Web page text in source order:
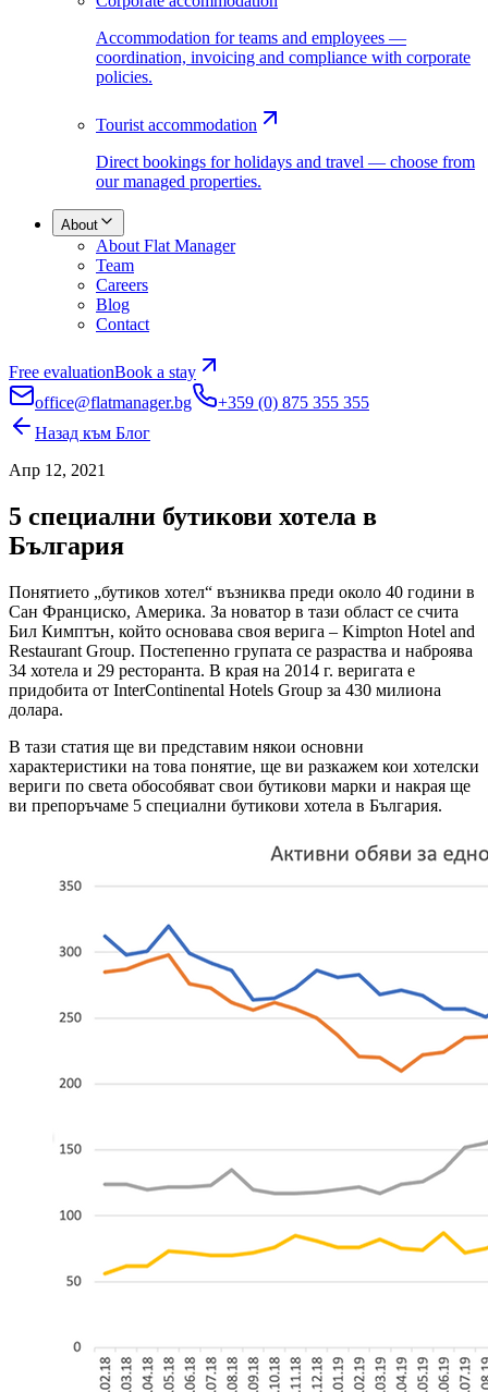
Accommodation for teams and employees —
coordination, invoicing and compliance with corporate
policies.
Tourist accommodation
Direct bookings for holidays and travel — choose from
our managed properties.
About
About Flat Manager
Team
Careers
Blog
Contact
Free evaluationBook a stay
office@flatmanager.bg
+359 (0) 875 355 355
Назад към Блог
Апр 12, 2021
5 специални бутикови хотела в
България
Понятието „бутиков хотел“ възниква преди около 40 години в
Сан Франциско, Америка. За новатор в тази област се счита
Бил Кимптън, който основава своя верига – Kimpton Hotel and
Restaurant Group. Постепенно групата се разраства и наброява
34 хотела и 29 ресторанта. В края на 2014 г. веригата е
придобита от InterContinental Hotels Group за 430 милиона
долара.
В тази статия ще ви представим някои основни
характеристики на това понятие, ще ви разкажем кои хотелски
вериги по света обособяват свои бутикови марки и накрая ще
ви препоръчаме 5 специални бутикови хотела в България.